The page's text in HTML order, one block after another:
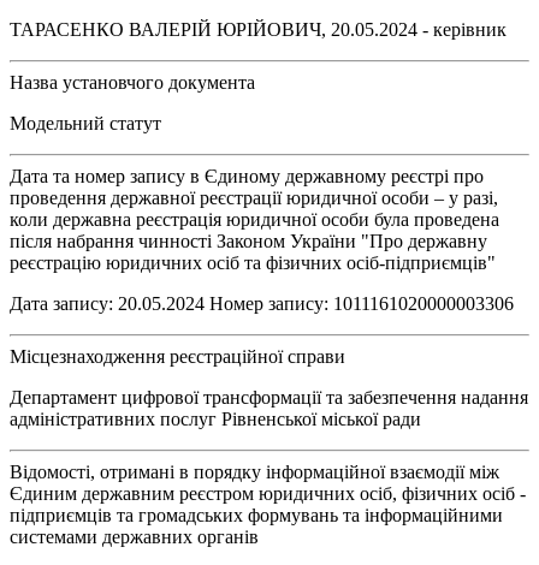
ТАРАСЕНКО ВАЛЕРІЙ ЮРІЙОВИЧ, 20.05.2024 - керівник
Назва установчого документа
Модельний статут
Дата та номер запису в Єдиному державному реєстрі про
проведення державної реєстрації юридичної особи – у разі,
коли державна реєстрація юридичної особи була проведена
після набрання чинності Законом України "Про державну
реєстрацію юридичних осіб та фізичних осіб-підприємців"
Дата запису: 20.05.2024 Номер запису: 1011161020000003306
Місцезнаходження реєстраційної справи
Департамент цифрової трансформації та забезпечення надання
адміністративних послуг Рівненської міської ради
Відомості, отримані в порядку інформаційної взаємодії між
Єдиним державним реєстром юридичних осіб, фізичних осіб -
підприємців та громадських формувань та інформаційними
системами державних органів